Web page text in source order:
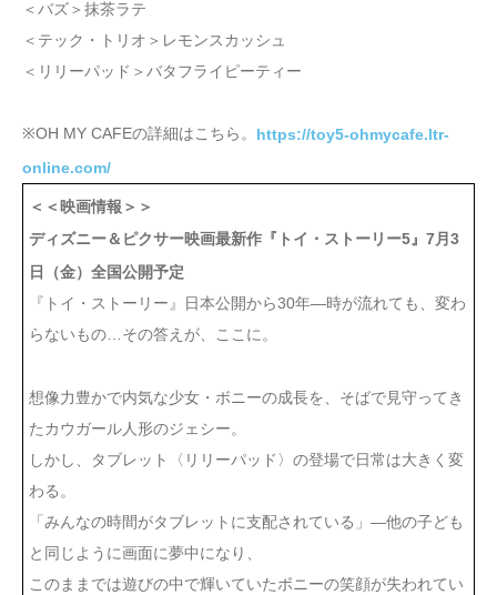
＜バズ＞抹茶ラテ
＜テック・トリオ＞レモンスカッシュ
＜リリーパッド＞バタフライピーティー
※OH MY CAFEの詳細はこちら。
https://toy5-ohmycafe.ltr-
online.com/
＜＜映画情報＞＞
ディズニー＆ピクサー映画最新作『トイ・ストーリー5』7月3
日（金）全国公開予定
『トイ・ストーリー』日本公開から30年―時が流れても、変わ
らないもの…その答えが、ここに。
想像力豊かで内気な少女・ボニーの成長を、そばで見守ってき
たカウガール人形のジェシー。
しかし、タブレット〈リリーパッド〉の登場で日常は大きく変
わる。
「みんなの時間がタブレットに支配されている」―他の子ども
と同じように画面に夢中になり、
このままでは遊びの中で輝いていたボニーの笑顔が失われてい